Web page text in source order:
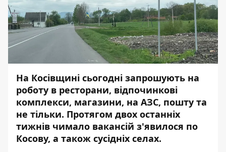
На Косівщині сьогодні запрошують на
роботу в ресторани, відпочинкові
комплекси, магазини, на АЗС, пошту та
не тільки. Протягом двох останніх
тижнів чимало вакансій з'явилося по
Косову, а також сусідніх селах.